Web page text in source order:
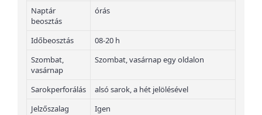
Naptár
beosztás
órás
Időbeosztás
08-20 h
Szombat,
vasárnap
Szombat, vasárnap egy oldalon
Sarokperforálás
alsó sarok, a hét jelölésével
Jelzőszalag
Igen